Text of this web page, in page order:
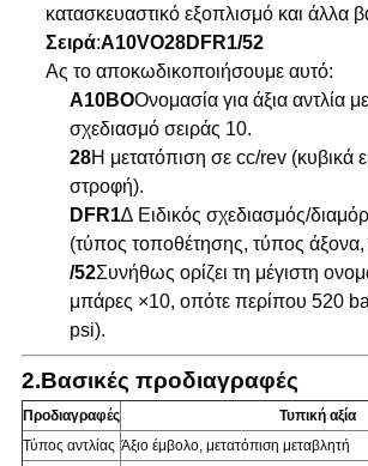
κατασκευαστικό εξοπλισμό και άλλα
Σειρά:Α10VO28DFR1/52
Ας το αποκωδικοποιήσουμε αυτό:
Α10ΒΟΟνομασία για άξια αντλία
σχεδιασμό σειράς 10.
28Η μετατόπιση σε cc/rev (κυβικά
στροφή).
DFR1∆ Ειδικός σχεδιασμός/
(τύπος τοποθέτησης, τύπος άξονα,
/52Συνήθως ορίζει τη μέγιστη
μπάρες ×10, οπότε περίπου 520
psi).
2.Βασικές προδιαγραφές
Προδιαγραφές
Τυπική αξία
Τύπος αντλίας Άξιο έμβολο, μετατόπιση μεταβλητή